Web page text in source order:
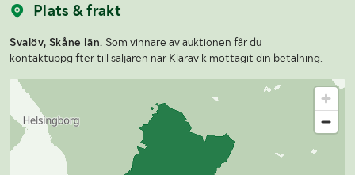
Plats & frakt
Svalöv, Skåne län. Som vinnare av auktionen får du
kontaktuppgifter till säljaren när Klaravik mottagit din betalning.